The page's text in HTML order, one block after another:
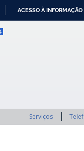
ACESSO À INFORMAÇÃO
Serviços